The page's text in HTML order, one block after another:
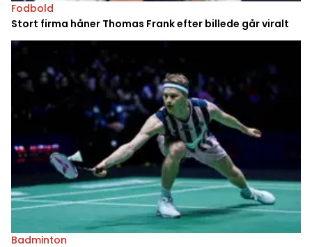
Fodbold
Stort firma håner Thomas Frank efter billede går viralt
Badminton